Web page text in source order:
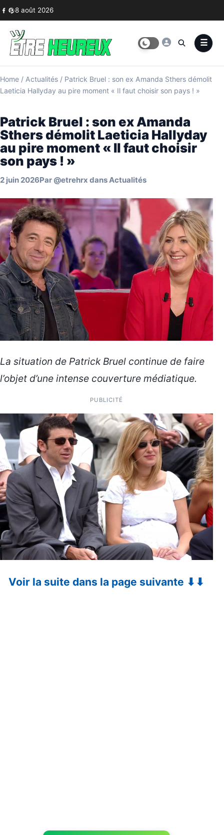
Skip to content
8 août 2026
Home / Actualités / Patrick Bruel : son ex Amanda Sthers démolit
Laeticia Hallyday au pire moment « Il faut choisir son pays ! »
Patrick Bruel : son ex Amanda
Sthers démolit Laeticia Hallyday
au pire moment « Il faut choisir
son pays ! »
2 juin 2026Par @etrehrx dansActualités
La situation de Patrick Bruel continue de faire
l’objet d’une intense couverture médiatique.
PUBLICITÉ
Voir la suite dans la page suivante ⬇⬇